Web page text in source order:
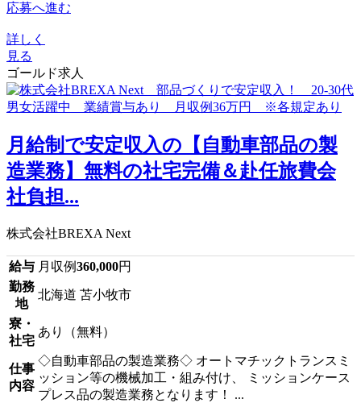
応募へ進む
詳しく
見る
ゴールド求人
月給制で安定収入の【自動車部品の製
造業務】無料の社宅完備＆赴任旅費会
社負担...
株式会社BREXA Next
給与 月収例360,000円
勤務
地
北海道 苫小牧市
寮・
社宅
あり（無料）
仕事
内容
◇自動車部品の製造業務◇ オートマチックトランスミ
ッション等の機械加工・組み付け、 ミッションケース
プレス品の製造業務となります！ ...